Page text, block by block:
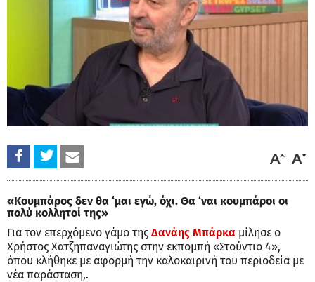
«Κουμπάρος δεν θα ‘μαι εγώ, όχι. Θα ‘ναι κουμπάροι οι
πολύ κολλητοί της»
Για τον επερχόμενο γάμο της Δανάης Μπάρκα μίλησε ο
Χρήστος Χατζηπαναγιώτης στην εκπομπή «Στούντιο 4»,
όπου κλήθηκε με αφορμή την καλοκαιρινή του περιοδεία με
νέα παράσταση,.